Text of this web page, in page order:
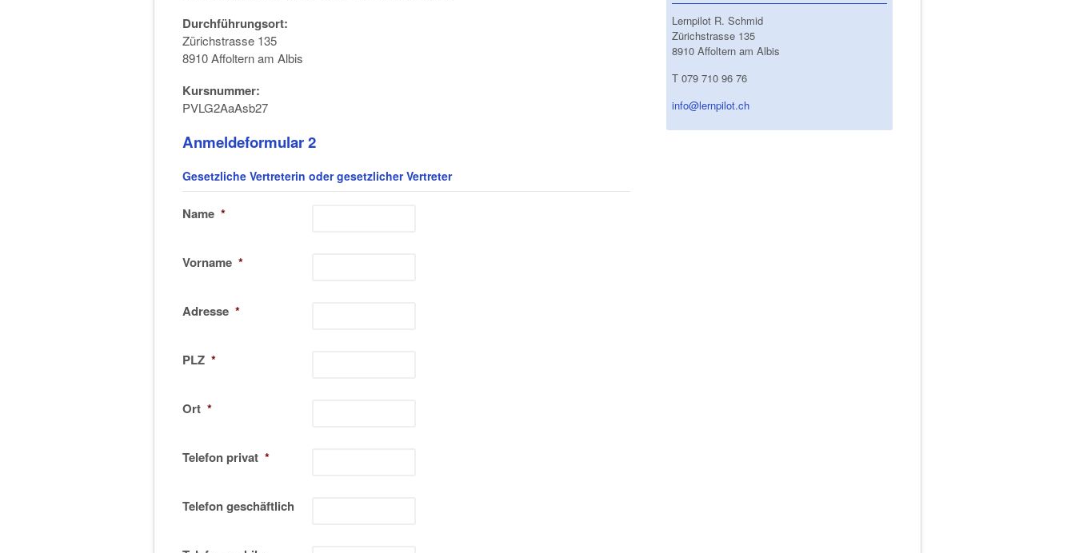
Durchführungsort:
Zürichstrasse 135
8910 Affoltern am Albis
Kursnummer:
PVLG2AaAsb27
Anmeldeformular 2
Gesetzliche Vertreterin oder gesetzlicher Vertreter
Name *
Vorname *
Adresse *
PLZ *
Ort *
Telefon privat *
Telefon geschäftlich
Lernpilot R. Schmid
Zürichstrasse 135
8910 Affoltern am Albis
T 079 710 96 76
info@lernpilot.ch